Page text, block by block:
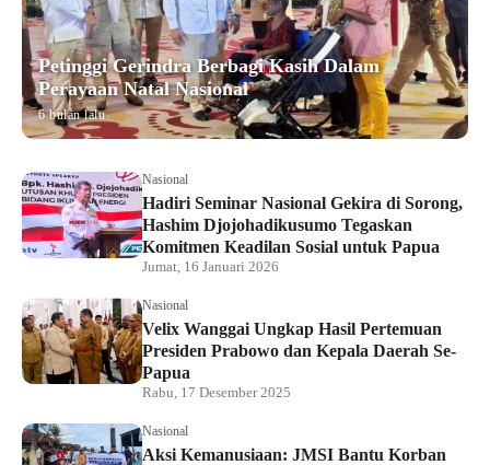
Petinggi Gerindra Berbagi Kasih Dalam
Perayaan Natal Nasional
6 bulan lalu
Nasional
Hadiri Seminar Nasional Gekira di Sorong,
Hashim Djojohadikusumo Tegaskan
Komitmen Keadilan Sosial untuk Papua
Jumat, 16 Januari 2026
Nasional
Velix Wanggai Ungkap Hasil Pertemuan
Presiden Prabowo dan Kepala Daerah Se-
Papua
Rabu, 17 Desember 2025
Nasional
Aksi Kemanusiaan: JMSI Bantu Korban